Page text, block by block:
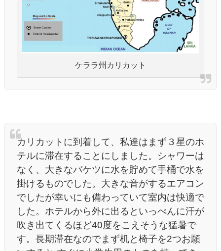
ケララ州カリカット
カリカットに到着して、私達はまず３星のホ
テルに滞在することにしました。シャワーは
なく、大きなバケツに水を貯めて手桶で水を
掛けるものでした。大きな音がするエアコン
でしたが幸いにも備わっていて室内は快適で
した。ホテルから外に出るといっぺんに汗が
吹き出てくるほど40度をこえそうな猛暑で
す。長期滞在なのでまず机と椅子を2つお願